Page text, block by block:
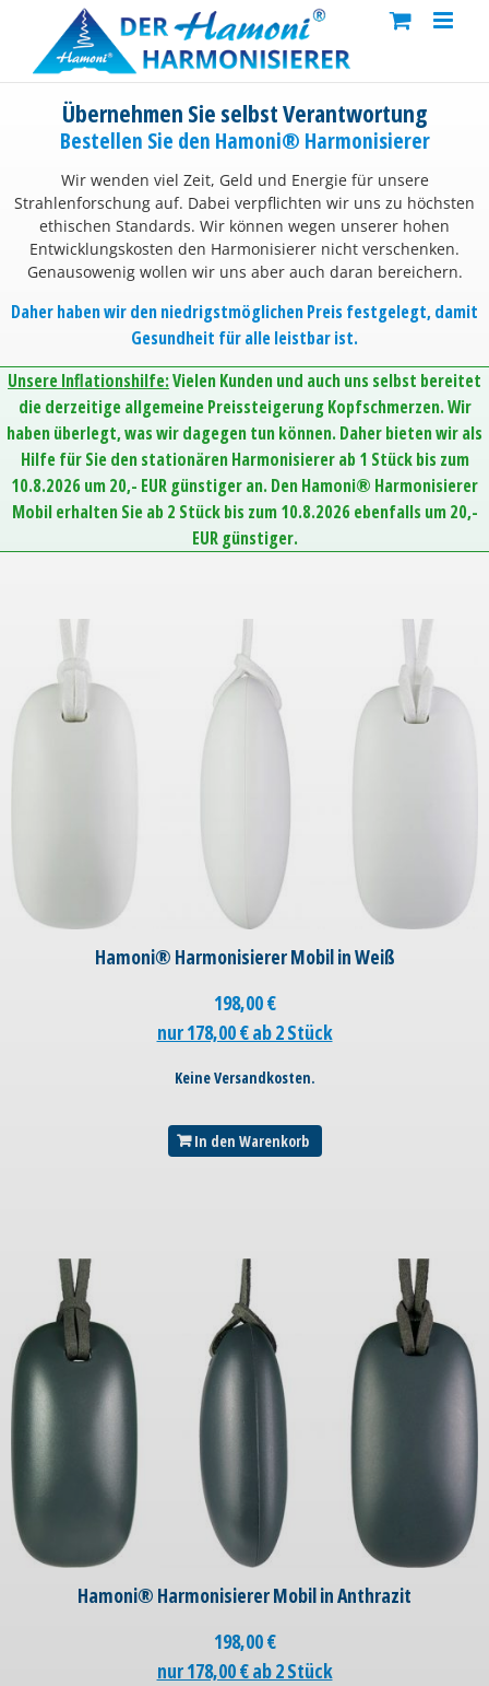
content
Übernehmen Sie selbst Verantwortung
Bestellen Sie den Hamoni® Harmonisierer
Wir wenden viel Zeit, Geld und Energie für unsere
Strahlenforschung auf. Dabei verpflichten wir uns zu höchsten
ethischen Standards. Wir können wegen unserer hohen
Entwicklungskosten den Harmonisierer nicht verschenken.
Genausowenig wollen wir uns aber auch daran bereichern.
Daher haben wir den niedrigstmöglichen Preis festgelegt, damit
Gesundheit für alle leistbar ist.
Unsere Inflationshilfe:Vielen Kunden und auch uns selbst bereitet
die derzeitige allgemeine Preissteigerung Kopfschmerzen. Wir
haben überlegt, was wir dagegen tun können. Daher bieten wir als
Hilfe für Sie den stationären Harmonisierer ab 1 Stück bis zum
10.8.2026 um 20,- EUR günstiger an. Den Hamoni® Harmonisierer
Mobil erhalten Sie ab 2 Stück bis zum 10.8.2026 ebenfalls um 20,-
EUR günstiger.
Hamoni® Harmonisierer Mobil in Weiß
198,00€
nur 178,00 € ab 2 Stück
Keine Versandkosten.
In den Warenkorb
Hamoni® Harmonisierer Mobil in Anthrazit
198,00€
nur 178,00 € ab 2 Stück